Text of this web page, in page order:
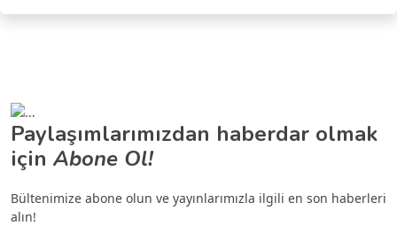
Paylaşımlarımızdan haberdar olmak
için Abone Ol!
Bültenimize abone olun ve yayınlarımızla ilgili en son haberleri
alın!